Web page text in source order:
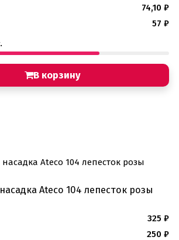
74,10 ₽
57 ₽
В корзину
Ateco 104 лепесток розы
325 ₽
250 ₽